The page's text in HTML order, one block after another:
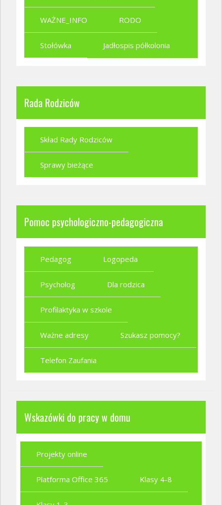
WAŻNE_INFO RODO
Stołówka Jadłospis półkolonia
Rada Rodziców
Skład Rady Rodziców
Sprawy bieżące
Pomoc psychologiczno-pedagogiczna
Pedagog Logopeda
Psycholog Dla rodzica
Profilaktyka w szkole
Ważne adresy Szukasz pomocy?
Telefon Zaufania
Wskazówki do pracy w domu
Projekty online
Platforma Office 365 Klasy 4-8